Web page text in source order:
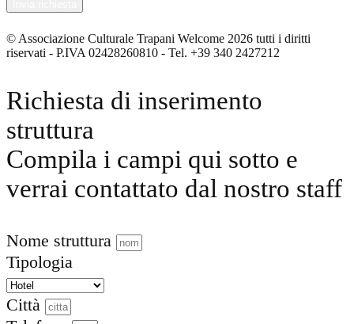
© Associazione Culturale Trapani Welcome 2026 tutti i diritti
riservati - P.IVA 02428260810 - Tel. +39 340 2427212
Richiesta di inserimento
struttura
Compila i campi qui sotto e
verrai contattato dal nostro staff
Nome struttura
Tipologia
Città